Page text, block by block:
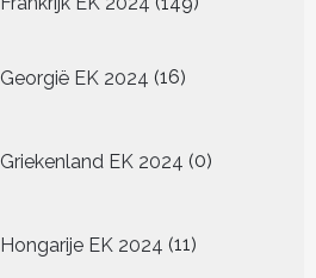
Georgië EK 2024 16
producten
Griekenland EK 2024 0
producten
Hongarije EK 2024 11
producten